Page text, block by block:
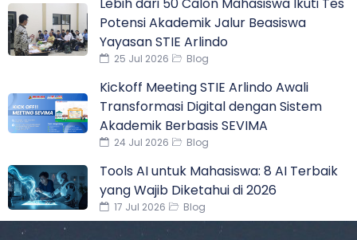
Potensi Akademik Jalur Beasiswa
Yayasan STIE Arlindo
25 Jul 2026 Blog
Kickoff Meeting STIE Arlindo Awali
Transformasi Digital dengan Sistem
Akademik Berbasis SEVIMA
24 Jul 2026 Blog
Tools AI untuk Mahasiswa: 8 AI Terbaik
yang Wajib Diketahui di 2026
17 Jul 2026 Blog